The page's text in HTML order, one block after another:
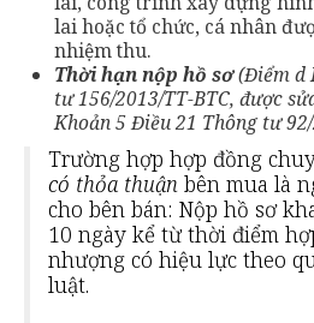
lai hoặc tổ chức, cá nhân
nhiệm thu.
Thời hạn nộp hồ sơ(Điểm d
tư 156/2013/TT-BTC, được
Khoản 5 Điều 21 Thông tư
Trường hợp hợp đồng
có thỏa thuận bên mua là
cho bên bán: Nộp hồ sơ
10 ngày kể từ thời điểm
nhượng có hiệu lực theo
luật.